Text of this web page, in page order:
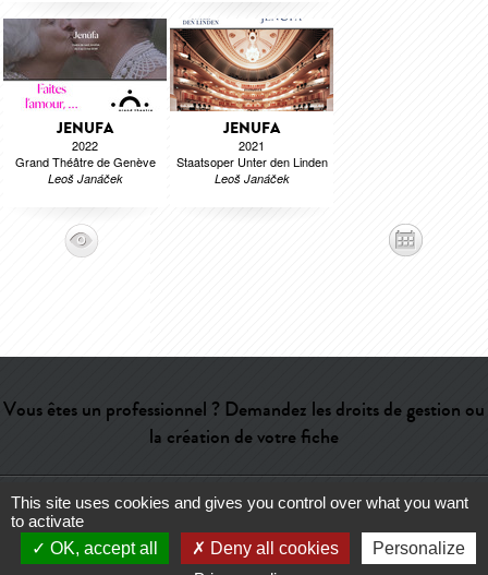
JENUFA
2022
Grand Théâtre de Genève
Leoš Janáček
JENUFA
2021
Staatsoper Unter den Linden
Leoš Janáček
Vous êtes un professionnel ? Demandez les droits de gestion ou
la création de votre fiche
Aide-Contact-Admin-Lexique-CGU-Qui sommes-nous ?-
This site uses cookies and gives you control over what you want
to activate
OK, accept all
Deny all cookies
Personalize